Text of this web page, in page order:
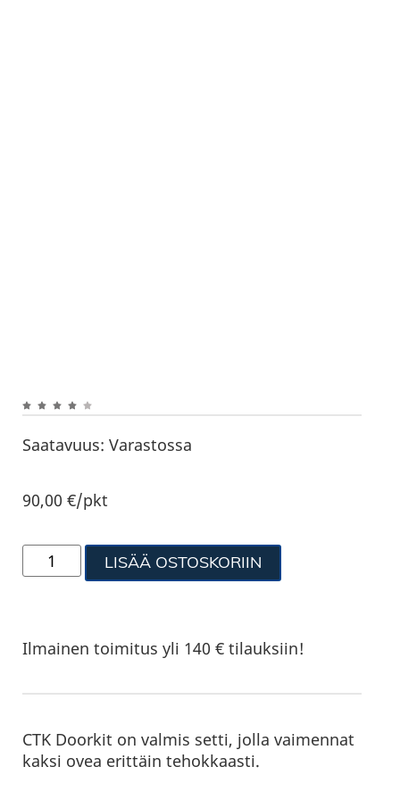
Saatavuus: Varastossa
90,00€/pkt
LISÄÄ OSTOSKORIIN
Ilmainen toimitus yli 140 € tilauksiin!
CTK Doorkit on valmis setti, jolla vaimennat
kaksi ovea erittäin tehokkaasti.